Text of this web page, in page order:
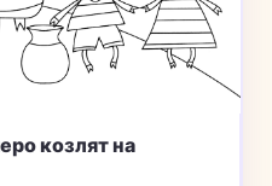
козлят на